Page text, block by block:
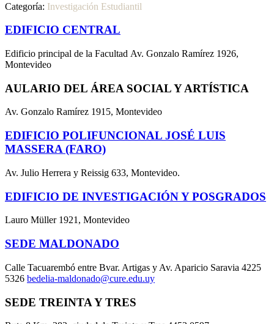
Categoría: Investigación Estudiantil
EDIFICIO CENTRAL
Edificio principal de la Facultad Av. Gonzalo Ramírez 1926,
Montevideo
AULARIO DEL ÁREA SOCIAL Y ARTÍSTICA
Av. Gonzalo Ramírez 1915, Montevideo
EDIFICIO POLIFUNCIONAL JOSÉ LUIS
MASSERA (FARO)
Av. Julio Herrera y Reissig 633, Montevideo.
EDIFICIO DE INVESTIGACIÓN Y POSGRADOS
Lauro Müller 1921, Montevideo
SEDE MALDONADO
Calle Tacuarembó entre Bvar. Artigas y Av. Aparicio Saravia 4225
5326 bedelia-maldonado@cure.edu.uy
SEDE TREINTA Y TRES